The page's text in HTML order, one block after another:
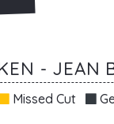
- JEAN
Missed Cut